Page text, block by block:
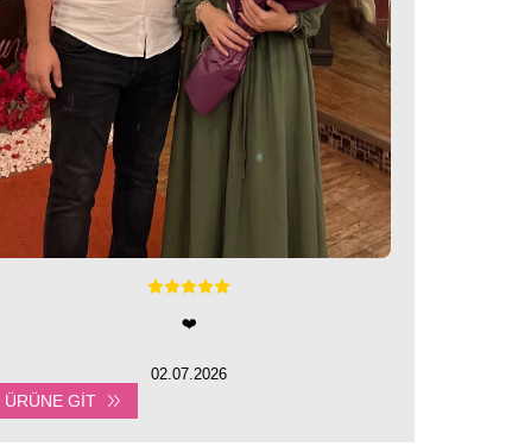
❤️
02.07.2026
ÜRÜNE GIT